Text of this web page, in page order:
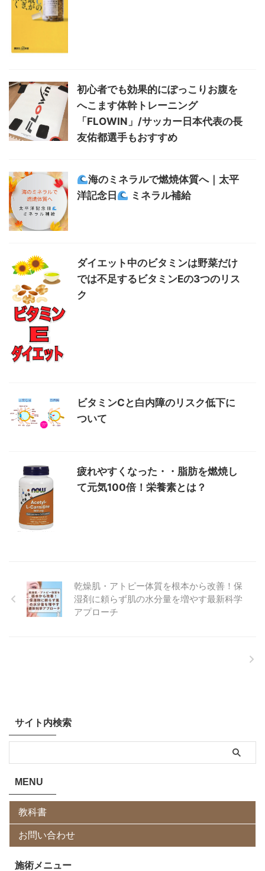
初心者でも効果的にぽっこりお腹を
へこます体幹トレーニング
「FLOWIN」/サッカー日本代表の長
友佑都選手もおすすめ
海のミネラルで燃焼体質へ｜太平
洋記念日
ミネラル補給
ダイエット中のビタミンは野菜だけ
では不足するビタミンEの3つのリス
ク
ビタミンCと白内障のリスク低下に
ついて
疲れやすくなった・・脂肪を燃焼し
て元気100倍！栄養素とは？
乾燥肌・アトピー体質を根本から改善！保
湿剤に頼らず肌の水分量を増やす最新科学
アプローチ
サイト内検索
MENU
教科書
お問い合わせ
施術メニュー